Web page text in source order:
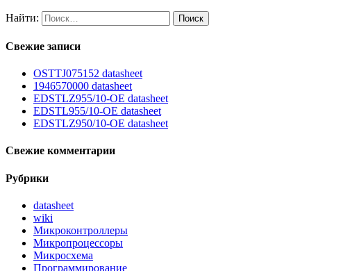
Найти:
Свежие записи
OSTTJ075152 datasheet
1946570000 datasheet
EDSTLZ955/10-OE datasheet
EDSTL955/10-OE datasheet
EDSTLZ950/10-OE datasheet
Свежие комментарии
Рубрики
datasheet
wiki
Микроконтроллеры
Микропроцессоры
Микросхема
Программирование